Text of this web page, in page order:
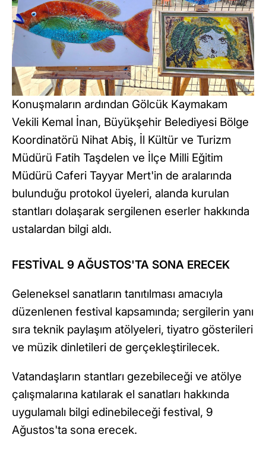
Konuşmaların ardından Gölcük Kaymakam
Vekili Kemal İnan, Büyükşehir Belediyesi Bölge
Koordinatörü Nihat Abiş, İl Kültür ve Turizm
Müdürü Fatih Taşdelen ve İlçe Milli Eğitim
Müdürü Caferi Tayyar Mert'in de aralarında
bulunduğu protokol üyeleri, alanda kurulan
stantları dolaşarak sergilenen eserler hakkında
ustalardan bilgi aldı.
FESTİVAL 9 AĞUSTOS'TA SONA ERECEK
Geleneksel sanatların tanıtılması amacıyla
düzenlenen festival kapsamında; sergilerin yanı
sıra teknik paylaşım atölyeleri, tiyatro gösterileri
ve müzik dinletileri de gerçekleştirilecek.
Vatandaşların stantları gezebileceği ve atölye
çalışmalarına katılarak el sanatları hakkında
uygulamalı bilgi edinebileceği festival, 9
Ağustos'ta sona erecek.